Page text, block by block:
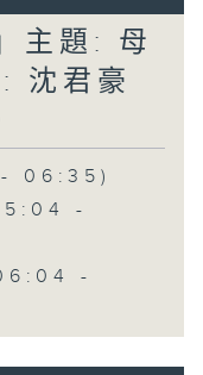
主題: 母
沈君豪
06:35)
-
-